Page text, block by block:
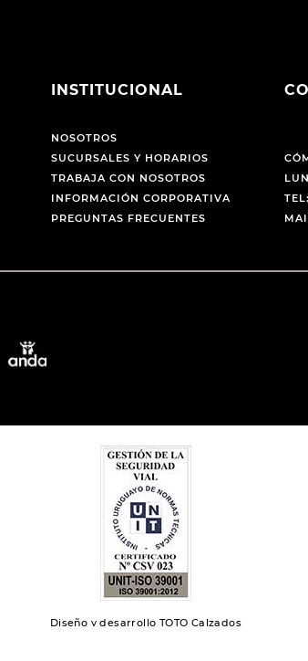
INSTITUCIONAL
NOSOTROS
SUCURSALES Y HORARIOS
TRABAJA CON NOSOTROS
INFORMACIÓN CORPORATIVA
PREGUNTAS FRECUENTES
Diseño y desarrollo TOTO Calzados